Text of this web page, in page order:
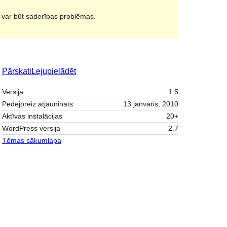
būt saderības problēmas.
Pārskati Lejupielādēt
Versija
1.5
Pēdējoreiz atjaunināts
13 janvāris, 2010
Aktīvas instalācijas
20+
WordPress versija
2.7
Tēmas sākumlapa